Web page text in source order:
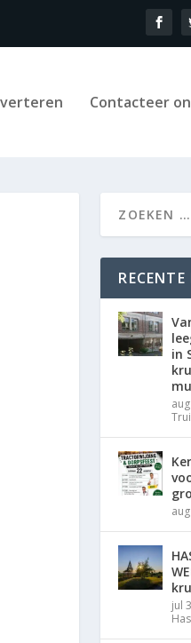
Contacteer
in
jul